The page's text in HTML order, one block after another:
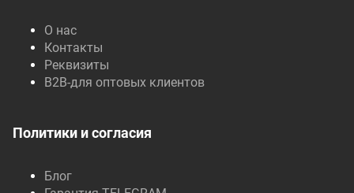
О нас
Контакты
Реквизиты
B2B-для оптовых клиентов
Политики и согласия
Блог